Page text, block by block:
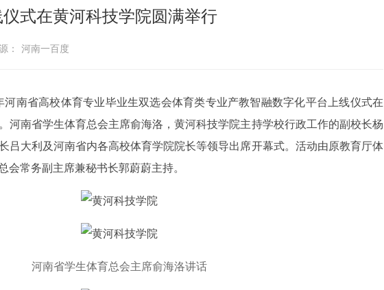
式在黄河科技学院圆满举行
： 河南一百度
河南省高校体育专业毕业生双选会体育类专业产教智融数字化平台上线仪式在
河南省学生体育总会主席俞海洛，黄河科技学院主持学校行政工作的副校长杨
吕大利及河南省内各高校体育学院院长等领导出席开幕式。活动由原教育厅体
会常务副主席兼秘书长郭蔚蔚主持。
河南省学生体育总会主席俞海洛讲话